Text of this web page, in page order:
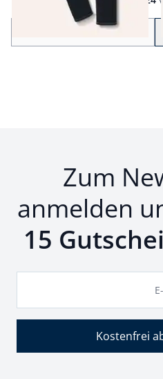
Zurück
Zum
anmelden
15
Kostenfrei